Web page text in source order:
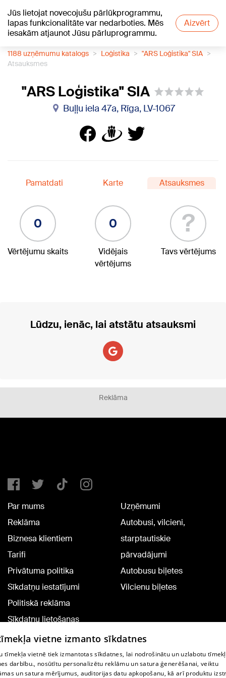
Jūs lietojat novecojušu pārlūkprogrammu,
lapas funkcionalitāte var nedarboties. Mēs
iesakām atjaunot Jūsu pārluprogrammu.
Aizvērt
+16°C
1188 uzņēmumu katalogs Loģistika
"ARS Loģistika" SIA
Atsauksmes
"ARS Loģistika" SIA
Buļļu iela 47a, Rīga, LV-1067
Pamatdati Karte Atsauksmes
0
Vērtējumu skaits
0
Vidējais
vērtējums
?
Tavs vērtējums
Lūdzu, ienāc, lai atstātu atsauksmi
Reklāma
Par mums
Reklāma
Biznesa klientiem
Tarifi
Privātuma politika
Sīkdatņu iestatījumi
Politiskā reklāma
Sīkdatņu lietošanas
noteikumi
Komentāru pievienošana
Uzņēmumi
Autobusi, vilcieni,
starptautiskie
pārvadājumi
Autobusu biļetes
Vilcienu biļetes
TV programma
vietne izmanto sīkdatnes
tīmekļa vietnē tiek izmantotas sīkdatnes, lai nodrošinātu un uzlabotu
darbību., nosūtītu personalizētu reklāmu un satura ģenerēšanai, veiktu
un satura mērījumus, auditorijas datu apkopošanu, kā arī produktu